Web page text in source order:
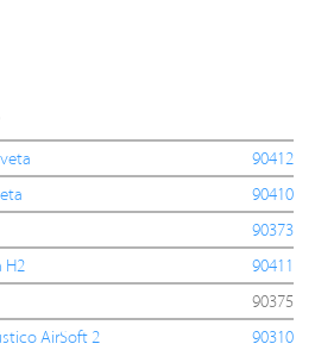
90412
90410
90373
H2
90411
90375
AirSoft 2
90310